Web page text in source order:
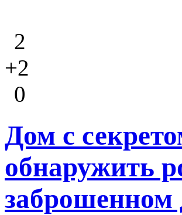
2
+2
0
Дом с
обнаружить
заброшенном